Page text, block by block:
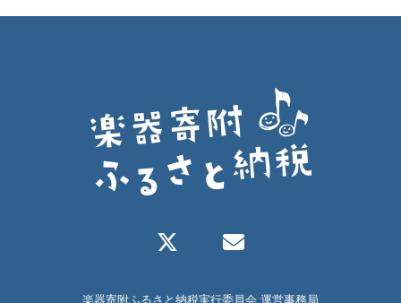
楽器寄附ふるさと納税実行委員会 運営事務局